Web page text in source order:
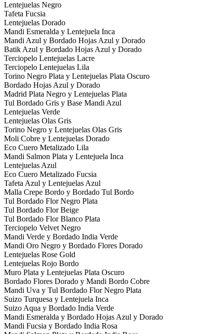
Lentejuelas Negro
Tafeta Fucsia
Lentejuelas Dorado
Mandi Esmeralda y Lentejuela Inca
Mandi Azul y Bordado Hojas Azul y Dorado
Batik Azul y Bordado Hojas Azul y Dorado
Terciopelo Lentejuelas Lacre
Terciopelo Lentejuelas Lila
Torino Negro Plata y Lentejuelas Plata Oscuro
Bordado Hojas Azul y Dorado
Madrid Plata Negro y Lentejuelas Plata
Tul Bordado Gris y Base Mandi Azul
Lentejuelas Verde
Lentejuelas Olas Gris
Torino Negro y Lentejuelas Olas Gris
Moli Cobre y Lentejuelas Dorado
Eco Cuero Metalizado Lila
Mandi Salmon Plata y Lentejuela Inca
Lentejuelas Azul
Eco Cuero Metalizado Fucsia
Tafeta Azul y Lentejuelas Azul
Malla Crepe Bordo y Bordado Tul Bordo
Tul Bordado Flor Negro Plata
Tul Bordado Flor Beige
Tul Bordado Flor Blanco Plata
Terciopelo Velvet Negro
Mandi Verde y Bordado India Verde
Mandi Oro Negro y Bordado Flores Dorado
Lentejuelas Rose Gold
Lentejuelas Rojo Bordo
Muro Plata y Lentejuelas Plata Oscuro
Bordado Flores Dorado y Mandi Bordo Cobre
Mandi Uva y Tul Bordado Flor Negro Plata
Suizo Turquesa y Lentejuela Inca
Suizo Aqua y Bordado India Verde
Mandi Esmeralda y Bordado Hojas Azul y Dorado
Mandi Fucsia y Bordado India Rosa